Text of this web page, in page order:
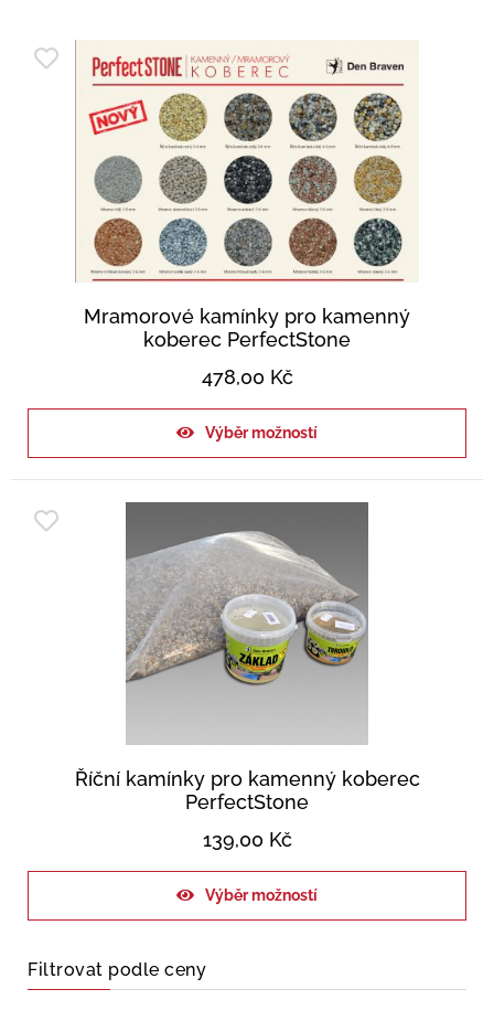
Mramorové kamínky pro kamenný
koberec PerfectStone
478,00 Kč
Výběr možností
Říční kamínky pro kamenný koberec
PerfectStone
139,00 Kč
Výběr možností
Filtrovat podle ceny